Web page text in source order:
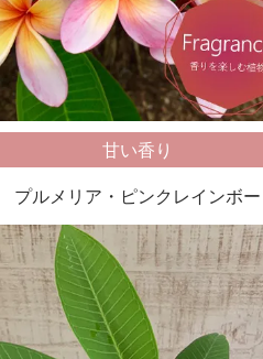
甘い香り
プルメリア・ピンクレインボー